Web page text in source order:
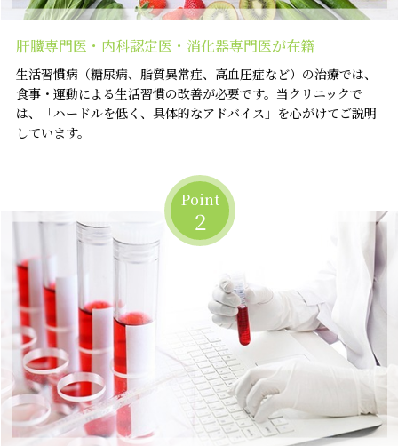
肝臓専門医・内科認定医・消化器専門医が在籍
生活習慣病（糖尿病、脂質異常症、高血圧症など）の治療では、
食事・運動による生活習慣の改善が必要です。当クリニックで
は、「ハードルを低く、具体的なアドバイス」を心がけてご説明
しています。
Point
2